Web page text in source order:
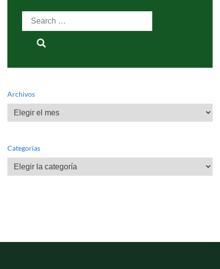
Search
Archivos
Archivos
Categorías
Categorías